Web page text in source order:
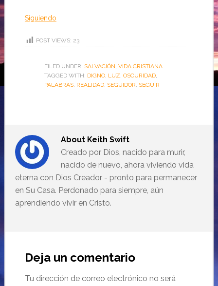
Siguiendo
POST VIEWS: 23
FILED UNDER: SALVACIÓN VIDA CRISTIANA
TAGGED WITH: DIGNO, LUZ OSCURIDAD,
PALABRAS, REALIDAD, SEGUIDOR SEGUIR
About Keith Swift
Creado por Dios, nacido para murir,
nacido de nuevo, ahora viviendo vida
eterna con Dios Creador - pronto para permanecer
en Su Casa. Perdonado para siempre, aún
aprendiendo vivir en Cristo.
Deja un comentario
Tu dirección de correo electrónico no será